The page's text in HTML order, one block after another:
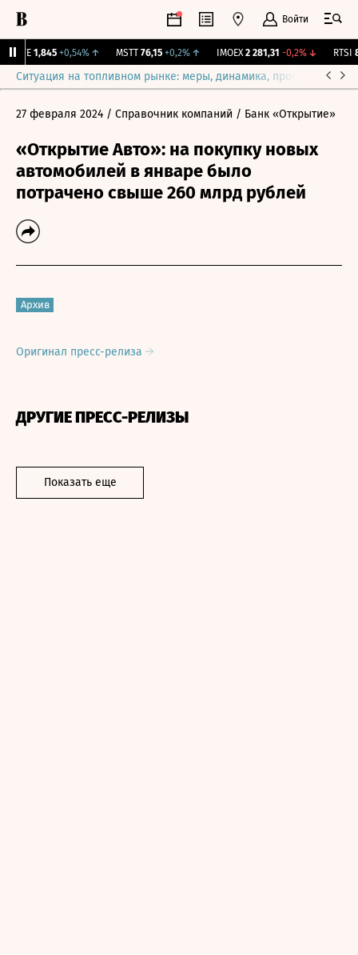
Войти
1,845 +0,54%↑ MSTT 76,15 +0,2%↑ IMOEX 2 281,31 -0,2%↓ RTSI
Ситуация на топливном рынке: меры, динамика, прогнозы
27 февраля 2024 / Справочник компаний / Банк «Открытие»
«Открытие Авто»: на покупку новых
автомобилей в январе было
потрачено свыше 260 млрд рублей
Архив
Оригинал пресс-релиза
ДРУГИЕ ПРЕСС-РЕЛИЗЫ
Показать еще